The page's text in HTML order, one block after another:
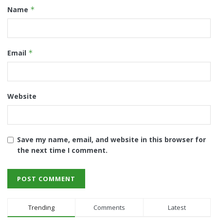
Name *
Email *
Website
Save my name, email, and website in this browser for
the next time I comment.
Trending Comments Latest